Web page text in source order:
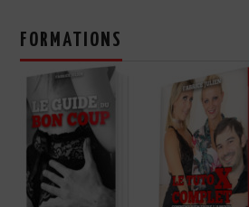
FORMATIONS